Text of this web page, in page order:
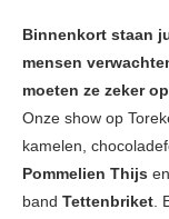
Binnenkort staan
mensen
moeten ze zeker
Onze show op
kamelen,
Pommelien Thijs
band Tettenbriket.